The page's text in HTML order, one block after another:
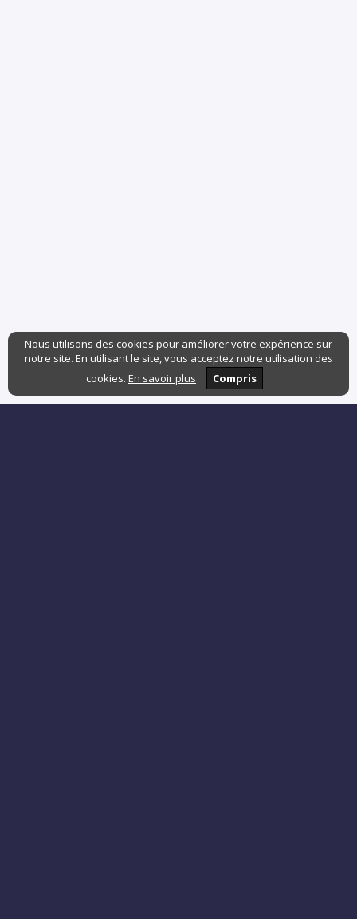
Nous utilisons des cookies pour améliorer votre expérience sur
notre site. En utilisant le site, vous acceptez notre utilisation des
cookies. En savoir plus Compris